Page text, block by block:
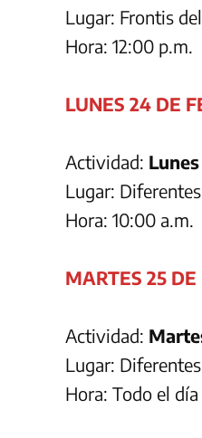
Lugar: Frontis
Hora: 12:00 p.m.
LUNES 24 DE
Actividad:
Lugar:
Hora: 10:00 a.m.
MARTES 25 DE
Actividad:
Lugar:
Hora: Todo el día